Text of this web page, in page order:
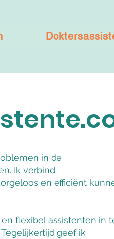
in de
Ik verbind
en efficiënt
flexibel assistenten in
geef ik